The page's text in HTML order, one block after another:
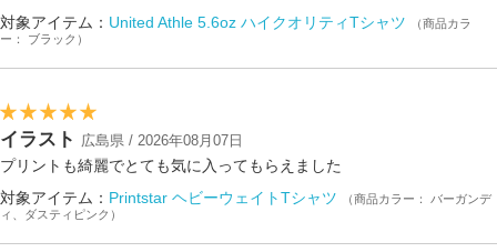
対象アイテム： United Athle 5.6oz ハイクオリティTシャツ
（商品カラ
ー： ブラック）
イラスト 広島県 / 2026年08月07日
プリントも綺麗でとても気に入ってもらえました
対象アイテム： Printstar ヘビーウェイトTシャツ
（商品カラー： バーガンデ
ィ、ダスティピンク）